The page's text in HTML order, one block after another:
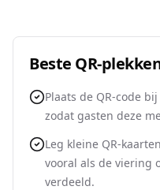
Beste QR-
Plaats de QR-code
zodat gasten deze
Leg kleine QR-
vooral als de viering
verdeeld.